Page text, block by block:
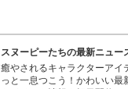
スヌーピーたちの最新ニュー
癒やされるキャラクターアイ
っと一息つこう！かわいい最